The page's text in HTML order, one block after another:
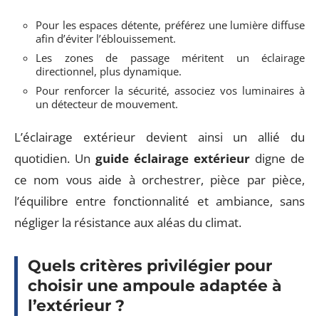
Pour les espaces détente, préférez une lumière diffuse
afin d’éviter l’éblouissement.
Les zones de passage méritent un éclairage
directionnel, plus dynamique.
Pour renforcer la sécurité, associez vos luminaires à
un détecteur de mouvement.
L’éclairage extérieur devient ainsi un allié du
quotidien. Un guide éclairage extérieur digne de
ce nom vous aide à orchestrer, pièce par pièce,
l’équilibre entre fonctionnalité et ambiance, sans
négliger la résistance aux aléas du climat.
Quels critères privilégier pour
choisir une ampoule adaptée à
l’extérieur ?